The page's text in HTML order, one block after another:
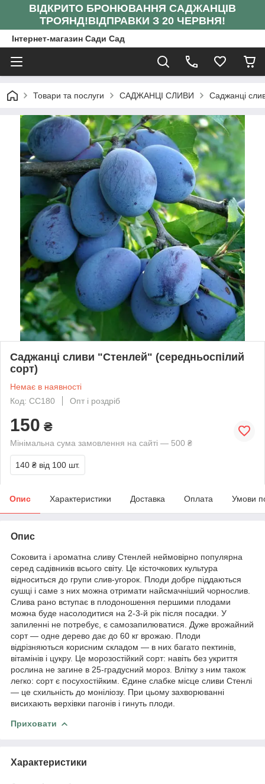
ВІДКРИТО БРОНЮВАННЯ САДЖАНЦІВ
ТРОЯНД!ВІДПРАВКИ З 20 ЧЕРВНЯ!
Інтернет-магазин Сади Сад
Товари та послуги САДЖАНЦІ СЛИВИ Саджанці
Саджанці сливи "Стенлей" (середньоспілий
сорт)
Немає в наявності
Код: СС180
Опт і роздріб
150 ₴
Мінімальна сума замовлення на сайті — 500 ₴
140 ₴ від 100 шт.
Опис Характеристики Доставка Оплата Умови
Опис
Соковита і ароматна сливу Стенлей неймовірно популярна
серед садівників всього світу. Це кісточкових культура
відноситься до групи слив-угорок. Плоди добре піддаються
сушці і саме з них можна отримати найсмачніший чорнослив.
Слива рано вступає в плодоношення першими плодами
можна буде насолодитися на 2-3-й рік після посадки. У
запиленні не потребує, є самозапилюватися. Дуже врожайний
сорт — одне дерево дає до 60 кг врожаю. Плоди
відрізняються корисним складом — в них багато пектинів,
вітамінів і цукру. Це морозостійкий сорт: навіть без укриття
рослина не загине в 25-градусний мороз. Влітку з ним також
легко: сорт є посухостійким. Єдине слабке місце сливи Стенлі
— це схильність до моніліозу. При цьому захворюванні
висихають верхівки пагонів і гинуть плоди.
Приховати
Характеристики